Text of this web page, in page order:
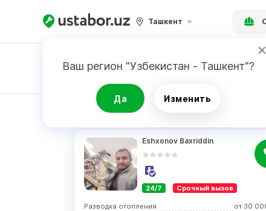
Ташкент
Ваш регион "Узбекистан - Ташкент"?
Да Изменить
РЕЗУЛЬТАТ
Eshxonov Baxriddin
24/7 Срочный вызов
Разводка отопления от 30